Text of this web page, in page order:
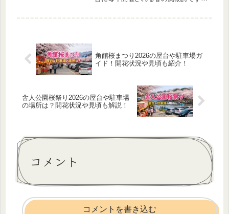
角館桜まつり2026の屋台や駐車場ガ
イド！開花状況や見頃も紹介！
舎人公園桜祭り2026の屋台や駐車場
の場所は？開花状況や見頃も解説！
コメント
コメントを書き込む